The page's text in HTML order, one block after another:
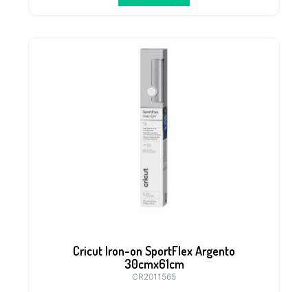
Cricut Iron-on SportFlex Argento
30cmx61cm
CR2011565